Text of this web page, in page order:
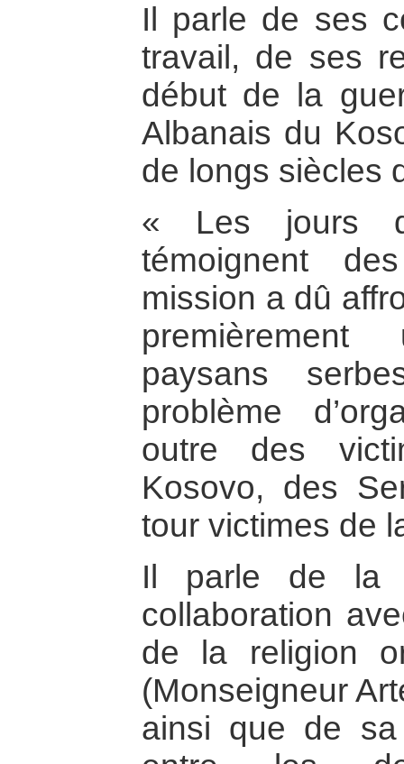
Il parle de ses
travail, de ses
début de la
Albanais du
de longs siècles
« Les jours
témoignent
mission a dû
paysans
problème
outre des
Kosovo, des
tour victimes de
Il parle de la
collaboration
de la religion
(Monseigneur
ainsi que de sa